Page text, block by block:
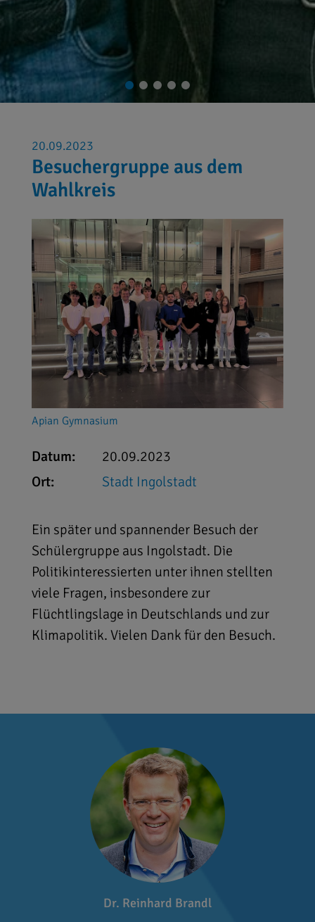
20.09.2023
Besuchergruppe aus dem
Wahlkreis
Apian Gymnasium
Datum:
20.09.2023
Ort:
Stadt Ingolstadt
Ein später und spannender Besuch der
Schülergruppe aus Ingolstadt. Die
Politikinteressierten unter ihnen stellten
viele Fragen, insbesondere zur
Flüchtlingslage in Deutschlands und zur
Klimapolitik. Vielen Dank für den Besuch.
Dr. Reinhard Brandl